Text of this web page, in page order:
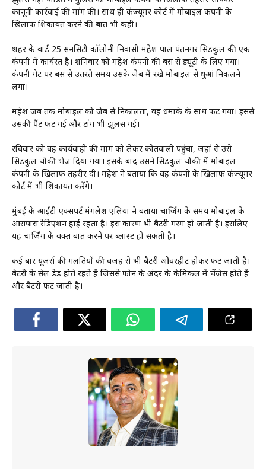
कानूनी कार्रवाई की मांग की। साथ ही कंज्यूमर कोर्ट में मोबाइल कंपनी के
खिलाफ शिकायत करने की बात भी कही।
शहर के वार्ड 25 सनसिटी काॅलोनी निवासी महेश पाल पंतनगर सिडकुल की एक
कंपनी में कार्यरत है। शनिवार को महेश कंपनी की बस से ड्यूटी के लिए गया।
कंपनी गेट पर बस से उतरते समय उसके जेब में रखे मोबाइल से धुआं निकलने
लगा।
महेश जब तक मोबाइल को जेब से निकालता, वह धमाके के साथ फट गया। इससे
उसकी पैंट फट गई और टांग भी झुलस गई।
रविवार को वह कार्यवाही की मांग को लेकर कोतवाली पहुंचा, जहां से उसे
सिडकुल चौकी भेज दिया गया। इसके बाद उसने सिडकुल चौकी में मोबाइल
कंपनी के खिलाफ तहरीर दी। महेश ने बताया कि वह कंपनी के खिलाफ कंज्यूमर
कोर्ट में भी शिकायत करेंगे।
मुंबई के आईटी एक्सपर्ट मंगलेश एलिया ने बताया चार्जिंग के समय मोबाइल के
आसपास रेडिएशन हाई रहता है। इस कारण भी बैटरी गरम हो जाती है। इसलिए
यह चार्जिंग के वक्त बात करने पर ब्लास्ट हो सकती है।
कई बार यूजर्स की गलतियों की वजह से भी बैटरी ओवरहीट होकर फट जाती है।
बैटरी के सेल डेड होते रहते हैं जिससे फोन के अंदर के केमिकल में चेंजेस होते हैं
और बैटरी फट जाती है।